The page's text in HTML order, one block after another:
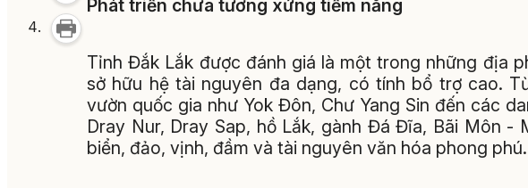
Phát triển chưa tương xứng tiềm năng
Tỉnh Đắk Lắk được đánh giá là một trong những địa
sở hữu hệ tài nguyên đa dạng, có tính bổ trợ cao.
vườn quốc gia như Yok Đôn, Chư Yang Sin đến các
Dray Nur, Dray Sap, hồ Lắk, gành Đá Đĩa, Bãi Môn -
biển, đảo, vịnh, đầm và tài nguyên văn hóa phong